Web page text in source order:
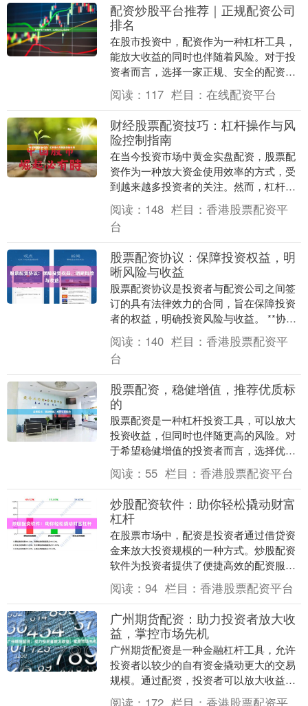
配资炒股平台推荐｜正规配资公司
排名
在股市投资中，配资作为一种杠杆工具，
能放大收益的同时也伴随着风险。对于投
资者而言，选择一家正规、安全的配资平
台至关重要。本文将为您梳理正规配资公
司的核心特征，并....
阅读： 117 栏目： 在线配资平台
财经股票配资技巧：杠杆操作与风
险控制指南
在当今投资市场中黄金实盘配资，股票配
资作为一种放大资金使用效率的方式，受
到越来越多投资者的关注。然而，杠杆操
作如同一把双刃剑，既能带来超额收益，
也可能放大亏损风....
阅读： 148 栏目： 香港股票配资平
台
股票配资协议：保障投资权益，明
晰风险与收益
股票配资协议是投资者与配资公司之间签
订的具有法律效力的合同，旨在保障投资
者的权益，明确投资风险与收益。 **协议
内容** 股票配资协议通常包含以下内容：
* 配....
阅读： 140 栏目： 香港股票配资平
台
股票配资，稳健增值，推荐优质标
的
股票配资是一种杠杆投资工具，可以放大
投资收益，但同时也伴随更高的风险。对
于希望稳健增值的投资者而言，选择优质
标的至关重要。 **推荐优质标的：** * **
龙头....
阅读： 55 栏目： 香港股票配资平台
炒股配资软件：助你轻松撬动财富
杠杆
在股票市场中，配资是投资者通过借贷资
金来放大投资规模的一种方式。炒股配资
软件为投资者提供了便捷高效的配资服
务，助其轻松撬动财富杠杆。 配资软件通
常提供多种杠杆倍....
阅读： 94 栏目： 香港股票配资平台
广州期货配资：助力投资者放大收
益，掌控市场先机
广州期货配资是一种金融杠杆工具，允许
投资者以较少的自有资金撬动更大的交易
规模。通过配资，投资者可以放大收益，
同时也能放大风险。 **放大收益** 配资的
阅读： 172 栏目： 香港股票配资平